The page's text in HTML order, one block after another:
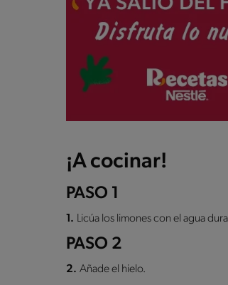
¡A cocinar!
PASO 1
1. Licúa los limones con el agua
PASO 2
2. Añade el hielo.